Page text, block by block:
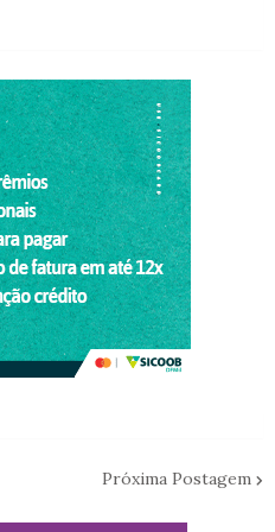
Próxima Postagem